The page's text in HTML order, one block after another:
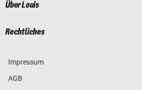
Über Louis
Rechtliches
Impressum
AGB